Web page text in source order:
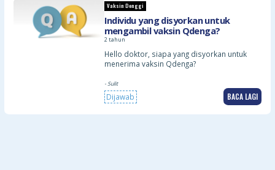
Vaksin Denggi
Individu yang disyorkan untuk
mengambil vaksin Qdenga?
2 tahun
Hello doktor, siapa yang disyorkan untuk
menerima vaksin Qdenga?
- Sulit
Dijawab BACA LAGI